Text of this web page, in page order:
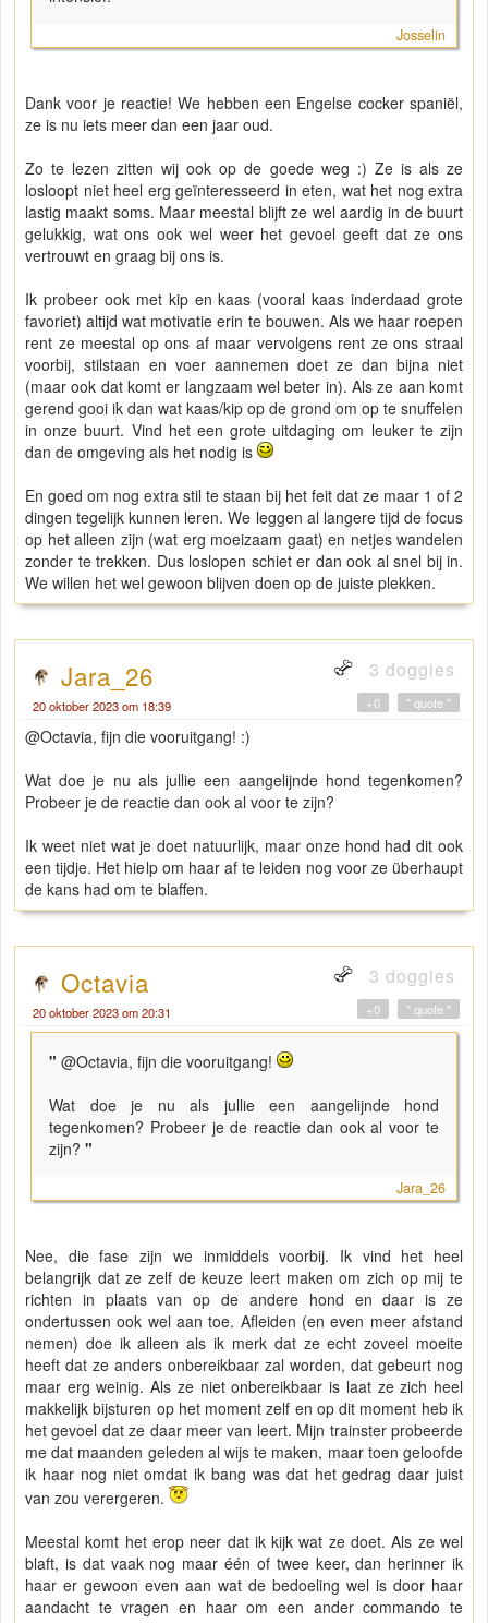
Josselin
Dank voor je reactie! We hebben een Engelse cocker spaniël,
ze is nu iets meer dan een jaar oud.
Zo te lezen zitten wij ook op de goede weg :) Ze is als ze
losloopt niet heel erg geïnteresseerd in eten, wat het nog extra
lastig maakt soms. Maar meestal blijft ze wel aardig in de buurt
gelukkig, wat ons ook wel weer het gevoel geeft dat ze ons
vertrouwt en graag bij ons is.
Ik probeer ook met kip en kaas (vooral kaas inderdaad grote
favoriet) altijd wat motivatie erin te bouwen. Als we haar roepen
rent ze meestal op ons af maar vervolgens rent ze ons straal
voorbij, stilstaan en voer aannemen doet ze dan bijna niet
(maar ook dat komt er langzaam wel beter in). Als ze aan komt
gerend gooi ik dan wat kaas/kip op de grond om op te snuffelen
in onze buurt. Vind het een grote uitdaging om leuker te zijn
dan de omgeving als het nodig is
En goed om nog extra stil te staan bij het feit dat ze maar 1 of 2
dingen tegelijk kunnen leren. We leggen al langere tijd de focus
op het alleen zijn (wat erg moeizaam gaat) en netjes wandelen
zonder te trekken. Dus loslopen schiet er dan ook al snel bij in.
We willen het wel gewoon blijven doen op de juiste plekken.
Jara_26 3 doggies
20 oktober 2023 om 18:39 " quote "
+0
@Octavia, fijn die vooruitgang! :)
Wat doe je nu als jullie een aangelijnde hond tegenkomen?
Probeer je de reactie dan ook al voor te zijn?
Ik weet niet wat je doet natuurlijk, maar onze hond had dit ook
een tijdje. Het hielp om haar af te leiden nog voor ze überhaupt
de kans had om te blaffen.
Octavia 3 doggies
20 oktober 2023 om 20:31 " quote "
+0
" @Octavia, fijn die vooruitgang!
Wat doe je nu als jullie een aangelijnde hond
tegenkomen? Probeer je de reactie dan ook al voor te
zijn? "
Jara_26
Nee, die fase zijn we inmiddels voorbij. Ik vind het heel
belangrijk dat ze zelf de keuze leert maken om zich op mij te
richten in plaats van op de andere hond en daar is ze
ondertussen ook wel aan toe. Afleiden (en even meer afstand
nemen) doe ik alleen als ik merk dat ze echt zoveel moeite
heeft dat ze anders onbereikbaar zal worden, dat gebeurt nog
maar erg weinig. Als ze niet onbereikbaar is laat ze zich heel
makkelijk bijsturen op het moment zelf en op dit moment heb ik
het gevoel dat ze daar meer van leert. Mijn trainster probeerde
me dat maanden geleden al wijs te maken, maar toen geloofde
ik haar nog niet omdat ik bang was dat het gedrag daar juist
van zou verergeren.
Meestal komt het erop neer dat ik kijk wat ze doet. Als ze wel
blaft, is dat vaak nog maar één of twee keer, dan herinner ik
haar er gewoon even aan wat de bedoeling wel is door haar
aandacht te vragen en haar om een ander commando te